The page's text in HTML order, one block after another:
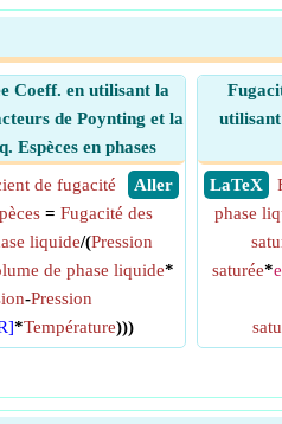
Coeff. en utilisant la
de Poynting et la
Espèces en phases
​ Aller
de fugacité
= Fugacité des
liquide/(Pression
de phase liquide*
-Pression
*Température)))
​ LaTeX
phase
saturée*